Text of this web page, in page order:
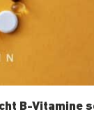
B-Vitamine